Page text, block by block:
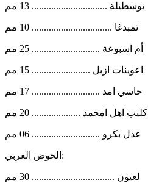
بوسطيلة ............................... 13 مم
تمبدغا ................................. 10 مم
أم اسبوعة ............................ 25 مم
اعوينات ازبل ........................ 15 مم
حاسي امد ............................ 17 مم
اكليب اهل امحمد .................... 20 مم
عدل بكرو ............................ 06 مم
الحوض الغربي:
لعيون .................................. 30 مم